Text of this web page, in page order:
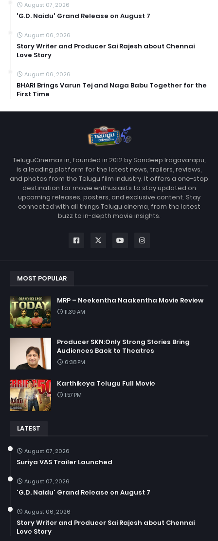
August 07, 2026
'G.D. Naidu' Grand Release on August 7
August 06, 2026
Story Writer and Producer Sai Rajesh about Chennai
Love Story
August 06, 2026
BHARI Brings Varun Tej and Naga Babu Together for the
First Time
TeluguCinemas.in, founded in 2012 by Sandeep Iragavarapu,
is a leading platform for the latest news, trailers, reviews,
and photos from the Telugu film industry. It offers a one-stop
destination for movie enthusiasts to stay updated on
upcoming releases, posters, and exclusive content. Stay
connected with all things Telugu cinema, from the latest
buzz to in-depth movie insights.
MOST POPULAR
MRP – Neekentha Naakentha Movie Review
11:39 AM
Producer SKN:Only Strong Stories Bring
Audiences Back to Theatres
6:38 PM
Karthikeya Telugu Full Movie
1:57 PM
LATEST
August 07, 2026
Suriya VAS Trailer Launched
August 07, 2026
'G.D. Naidu' Grand Release on August 7
August 06, 2026
Story Writer and Producer Sai Rajesh about Chennai
Love Story